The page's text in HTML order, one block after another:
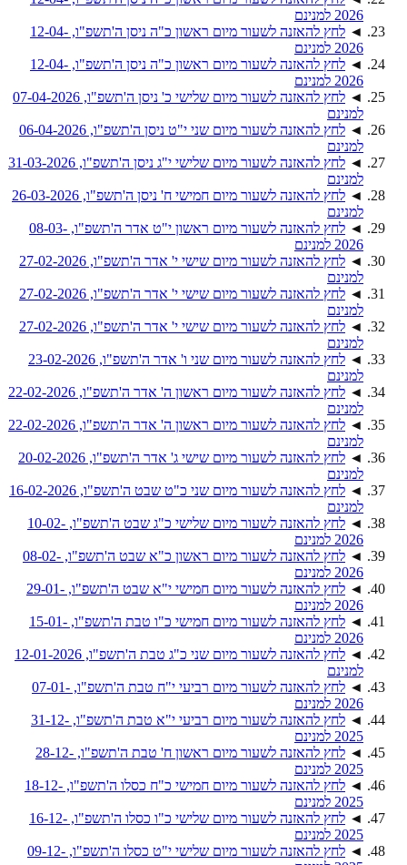
2026 למנינם
◄
לחץ להאזנה לשעור מיום ראשון כ"ה ניסן ה'תשפ"ו, 12-04-
2026 למנינם
◄
לחץ להאזנה לשעור מיום ראשון כ"ה ניסן ה'תשפ"ו, 12-04-
2026 למנינם
◄
לחץ להאזנה לשעור מיום שלישי כ' ניסן ה'תשפ"ו, 07-04-2026
למנינם
◄
לחץ להאזנה לשעור מיום שני י"ט ניסן ה'תשפ"ו, 06-04-2026
למנינם
◄
לחץ להאזנה לשעור מיום שלישי י"ג ניסן ה'תשפ"ו, 31-03-2026
למנינם
◄
לחץ להאזנה לשעור מיום חמישי ח' ניסן ה'תשפ"ו, 26-03-2026
למנינם
◄
לחץ להאזנה לשעור מיום ראשון י"ט אדר ה'תשפ"ו, 08-03-
2026 למנינם
◄
לחץ להאזנה לשעור מיום שישי י' אדר ה'תשפ"ו, 27-02-2026
למנינם
◄
לחץ להאזנה לשעור מיום שישי י' אדר ה'תשפ"ו, 27-02-2026
למנינם
◄
לחץ להאזנה לשעור מיום שישי י' אדר ה'תשפ"ו, 27-02-2026
למנינם
◄
לחץ להאזנה לשעור מיום שני ו' אדר ה'תשפ"ו, 23-02-2026
למנינם
◄
לחץ להאזנה לשעור מיום ראשון ה' אדר ה'תשפ"ו, 22-02-2026
למנינם
◄
לחץ להאזנה לשעור מיום ראשון ה' אדר ה'תשפ"ו, 22-02-2026
למנינם
◄
לחץ להאזנה לשעור מיום שישי ג' אדר ה'תשפ"ו, 20-02-2026
למנינם
◄
לחץ להאזנה לשעור מיום שני כ"ט שבט ה'תשפ"ו, 16-02-2026
למנינם
◄
לחץ להאזנה לשעור מיום שלישי כ"ג שבט ה'תשפ"ו, 10-02-
2026 למנינם
◄
לחץ להאזנה לשעור מיום ראשון כ"א שבט ה'תשפ"ו, 08-02-
2026 למנינם
◄
לחץ להאזנה לשעור מיום חמישי י"א שבט ה'תשפ"ו, 29-01-
2026 למנינם
◄
לחץ להאזנה לשעור מיום חמישי כ"ו טבת ה'תשפ"ו, 15-01-
2026 למנינם
◄
לחץ להאזנה לשעור מיום שני כ"ג טבת ה'תשפ"ו, 12-01-2026
למנינם
◄
לחץ להאזנה לשעור מיום רביעי י"ח טבת ה'תשפ"ו, 07-01-
2026 למנינם
◄
לחץ להאזנה לשעור מיום רביעי י"א טבת ה'תשפ"ו, 31-12-
2025 למנינם
◄
לחץ להאזנה לשעור מיום ראשון ח' טבת ה'תשפ"ו, 28-12-
2025 למנינם
◄
לחץ להאזנה לשעור מיום חמישי כ"ח כסלו ה'תשפ"ו, 18-12-
2025 למנינם
◄
לחץ להאזנה לשעור מיום שלישי כ"ו כסלו ה'תשפ"ו, 16-12-
2025 למנינם
◄
לחץ להאזנה לשעור מיום שלישי י"ט כסלו ה'תשפ"ו, 09-12-